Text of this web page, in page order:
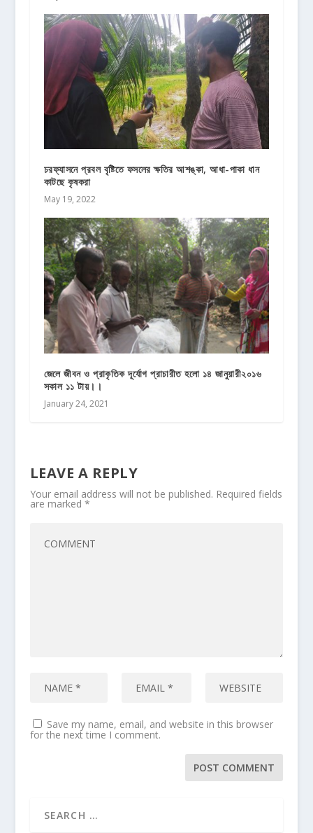
চরফ্যাসনে প্রবল বৃষ্টিতে ফসলের ক্ষতির আশঙ্কা, আধা-পাকা ধান
কাটছে কৃষকরা
May 19, 2022
জেলে জীবন ও প্রাকৃতিক দূর্যোগ প্রাচারীত হলো ১৪ জানুয়ারী২০১৬
সকাল ১১ টায়।।
January 24, 2021
LEAVE A REPLY
Your email address will not be published. Required fields
are marked *
Save my name, email, and website in this browser
for the next time I comment.